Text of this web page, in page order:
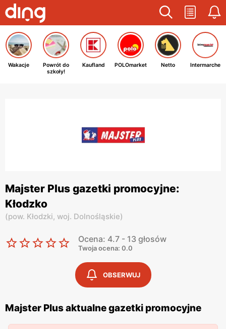
Wakacje
Powrót do
szkoły!
Kaufland POLOmarket Netto Intermarche
Majster Plus gazetki promocyjne:
Kłodzko
(pow. Kłodzki, woj. Dolnośląskie)
Ocena: 4.7 - 13 głosów
Twoja ocena: 0.0
OBSERWUJ
Majster Plus aktualne gazetki promocyjne